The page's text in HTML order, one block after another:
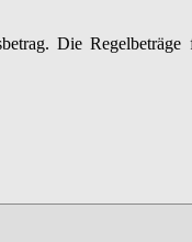
Die